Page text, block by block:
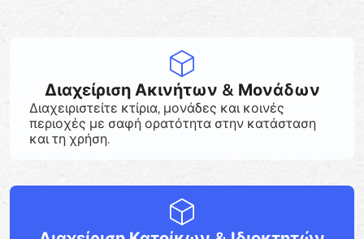
Διαχείριση Ακινήτων & Μονάδων
Διαχειριστείτε κτίρια, μονάδες και κοινές
περιοχές με σαφή ορατότητα στην κατάσταση
και τη χρήση.